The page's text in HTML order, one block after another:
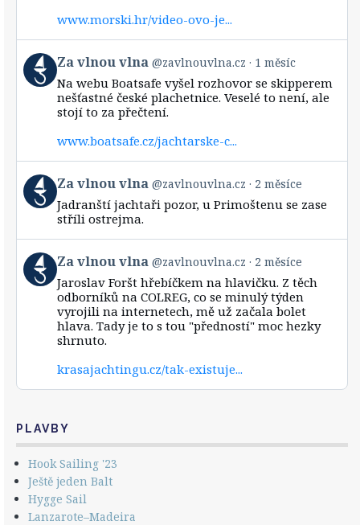
www.morski.hr/video-ovo-je...
View
post
by
Za vlnou vlna @zavlnouvlna.cz 1 měsíc
Na webu Boatsafe vyšel rozhovor se skipperem
nešťastné české plachetnice. Veselé to není, ale
stojí to za přečtení.
www.boatsafe.cz/jachtarske-c...
View
post
by
vlnou
vlna
on
Bluesky
Za vlnou vlna @zavlnouvlna.cz 2 měsíce
Jadranští jachtaři pozor, u Primoštenu se zase
stříli ostrejma.
View
post
by
Za vlnou vlna @zavlnouvlna.cz 2 měsíce
Jaroslav Foršt hřebíčkem na hlavičku. Z těch
odborníků na COLREG, co se minulý týden
vyrojili na internetech, mě už začala bolet
hlava. Tady je to s tou "předností" moc hezky
shrnuto.
krasajachtingu.cz/tak-existuje...
PLAVBY
Hook Sailing '23
Ještě jeden Balt
Hygge Sail
Lanzarote–Madeira